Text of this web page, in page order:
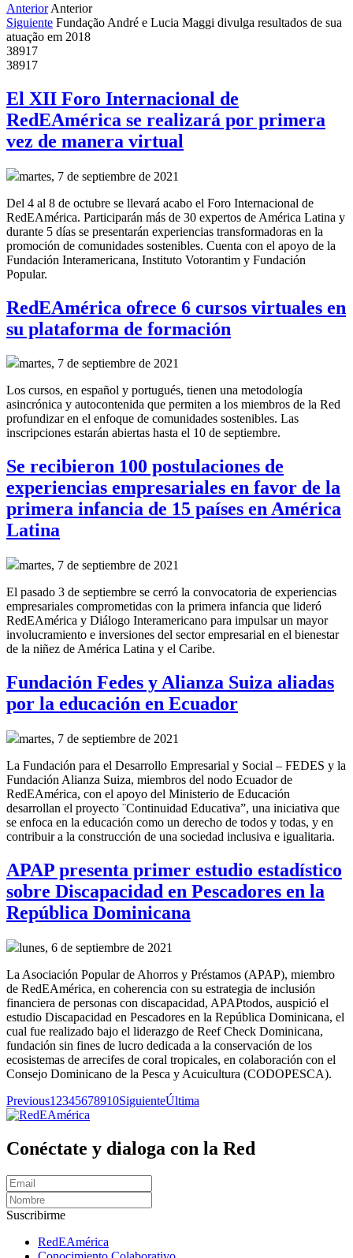
Anterior Anterior
Siguiente Fundação André e Lucia Maggi divulga resultados de sua
atuação em 2018
38917
38917
El XII Foro Internacional de
RedEAmérica se realizará por primera
vez de manera virtual
martes, 7 de septiembre de 2021
Del 4 al 8 de octubre se llevará acabo el Foro Internacional de
RedEAmérica. Participarán más de 30 expertos de América Latina y
durante 5 días se presentarán experiencias transformadoras en la
promoción de comunidades sostenibles. Cuenta con el apoyo de la
Fundación Interamericana, Instituto Votorantim y Fundación
Popular.
RedEAmérica ofrece 6 cursos virtuales en
su plataforma de formación
martes, 7 de septiembre de 2021
Los cursos, en español y portugués, tienen una metodología
asincrónica y autocontenida que permiten a los miembros de la Red
profundizar en el enfoque de comunidades sostenibles. Las
inscripciones estarán abiertas hasta el 10 de septiembre.
Se recibieron 100 postulaciones de
experiencias empresariales en favor de la
primera infancia de 15 países en América
Latina
martes, 7 de septiembre de 2021
El pasado 3 de septiembre se cerró la convocatoria de experiencias
empresariales comprometidas con la primera infancia que lideró
RedEAmérica y Diálogo Interamericano para impulsar un mayor
involucramiento e inversiones del sector empresarial en el bienestar
de la niñez de América Latina y el Caribe.
Fundación Fedes y Alianza Suiza aliadas
por la educación en Ecuador
martes, 7 de septiembre de 2021
La Fundación para el Desarrollo Empresarial y Social – FEDES y la
Fundación Alianza Suiza, miembros del nodo Ecuador de
RedEAmérica, con el apoyo del Ministerio de Educación
desarrollan el proyecto ¨Continuidad Educativa”, una iniciativa que
se enfoca en la educación como un derecho de todos y todas, y en
contribuir a la construcción de una sociedad inclusiva e igualitaria.
APAP presenta primer estudio estadístico
sobre Discapacidad en Pescadores en la
República Dominicana
lunes, 6 de septiembre de 2021
La Asociación Popular de Ahorros y Préstamos (APAP), miembro
de RedEAmérica, en coherencia con su estrategia de inclusión
financiera de personas con discapacidad, APAPtodos, auspició el
estudio Discapacidad en Pescadores en la República Dominicana, el
cual fue realizado bajo el liderazgo de Reef Check Dominicana,
fundación sin fines de lucro dedicada a la conservación de los
ecosistemas de arrecifes de coral tropicales, en colaboración con el
Consejo Dominicano de la Pesca y Acuicultura (CODOPESCA).
Previous1 2345678910SiguienteÚltima
Conéctate y dialoga con la Red
Suscribirme
RedEAmérica